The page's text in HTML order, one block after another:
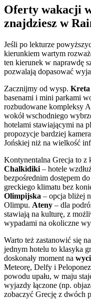
Oferty wakacji
znajdziesz w
Jeśli po lekturze
kierunkiem wartym
ten kierunek w naprawdę
pozwalają dopasować
Zacznijmy od wysp. Kreta
basenami i mini parkami
rozbudowane kompleksy
wokół wschodniego
hotelami stawiającymi na
propozycje bardziej
Jońskiej niż na wielkość
Kontynentalna Grecja to z
Chalkidiki – hotele
bezpośrednim dostępem
greckiego klimatu bez
Olimpijska – opcja bliżej
Olimpu. Ateny – dla
stawiają na kulturę, z
wypadami na okoliczne
Warto też zastanowić się
jednym hotelu to klasyka
doskonały moment na
Meteorę, Delfy i
powodu upału, w maju
wyjazdy łączone (np.
zobaczyć Grecję z dwóch